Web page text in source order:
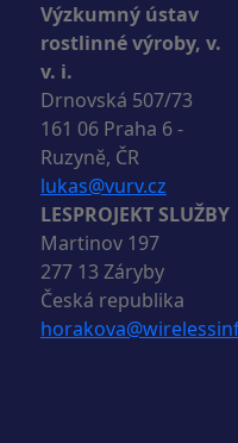
Výzkumný ústav
rostlinné výroby, v.
v. i.
Drnovská 507/73
161 06 Praha 6 -
Ruzyně, ČR
lukas@vurv.cz
LESPROJEKT SLUŽBY
Martinov 197
277 13 Záryby
Česká republika